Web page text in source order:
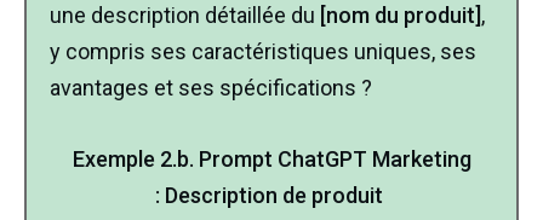
une description détaillée du [nom du produit],
y compris ses caractéristiques uniques, ses
avantages et ses spécifications ?
Exemple 2.b. Prompt ChatGPT Marketing
: Description de produit